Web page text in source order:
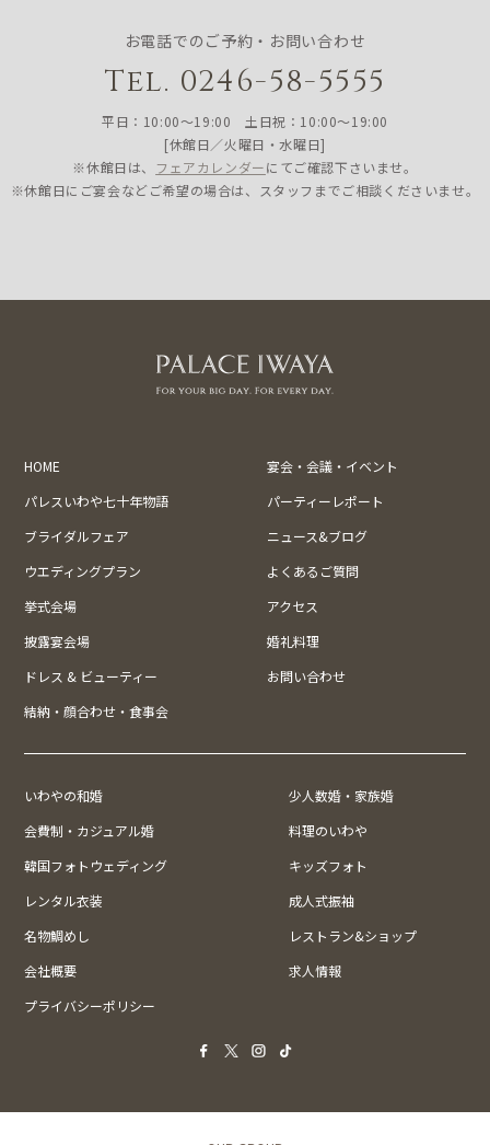
お電話でのご予約・お問い合わせ
Tel. 0246-58-5555
平日：10:00〜19:00 土日祝：10:00〜19:00
[休館日／火曜日・水曜日]
※休館日は、 フェアカレンダーにてご確認下さいませ。
※休館日にご宴会などご希望の場合は、スタッフまでご相談くださいませ。
HOME
宴会・会議・イベント
パレスいわや七十年物語
パーティーレポート
ブライダルフェア
ニュース&ブログ
ウエディングプラン
よくあるご質問
挙式会場
アクセス
披露宴会場
婚礼料理
ドレス & ビューティー
お問い合わせ
結納・顔合わせ・食事会
いわやの和婚
少人数婚・家族婚
会費制・カジュアル婚
料理のいわや
韓国フォトウェディング
キッズフォト
レンタル衣装
成人式振袖
名物鯛めし
レストラン&ショップ
会社概要
求人情報
プライバシーポリシー